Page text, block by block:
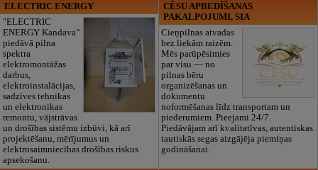
ELECTRIC ENERGY
"ELECTRIC
ENERGY Kandava"
piedāvā pilna
spektra
elektromontāžas
darbus,
elektroinstalācijas,
sadzīves tehnikas
un elektronikas
remontu, vājstrāvas
un drošības sistēmu izbūvi, kā arī
projektēšanu, mērījumus un
elektrosaimniecības drošības riskus
apsekošanu.
CĒSU APBEDĪŠANAS
PAKALPOJUMI, SIA
Cieņpilnas atvadas
bez liekām raizēm.
Mēs parūpēsimies
par visu — no
pilnas bēru
organizēšanas un
dokumentu
noformēšanas līdz transportam un
piederumiem. Pieejami 24/7.
Piedāvājam arī kvalitatīvas, autentiskas
tautiskās segas aizgājēja piemiņas
godināšanai.